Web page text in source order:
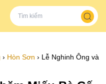
› Hòn Sơn › Lễ Nghinh Ông và